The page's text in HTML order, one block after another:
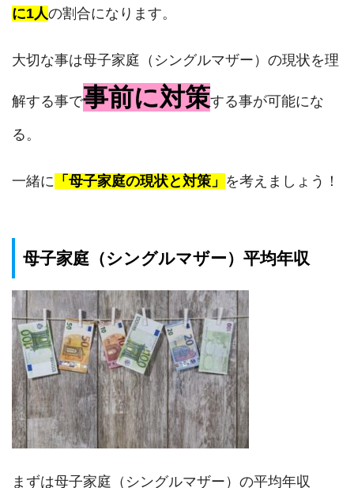
に1人の割合になります。
大切な事は母子家庭（シングルマザー）の現状を理
解する事で事前に対策する事が可能にな
る。
一緒に 「母子家庭の現状と対策」 を考えましょう！
母子家庭（シングルマザー）平均年収
まずは母子家庭（シングルマザー）の平均年収